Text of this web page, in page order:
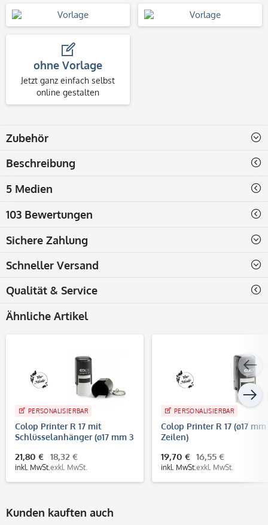
ohne Vorlage
Jetzt ganz einfach selbst
online gestalten
Zubehör
Beschreibung
5 Medien
103 Bewertungen
Sichere Zahlung
Schneller Versand
Qualität & Service
Ähnliche Artikel
PERSONALISIERBAR
Colop Printer R 17 mit
Schlüsselanhänger (ø17 mm 3
21,80 €
inkl. MwSt.
18,32 €
exkl. MwSt.
PERSONALISIERBAR
Colop Printer R 17 (ø17 mm
Zeilen)
19,70 €
inkl. MwSt.
16,55 €
exkl. MwSt.
Kunden kauften auch